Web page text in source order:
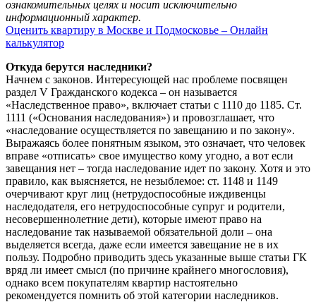
ознакомительных целях и носит исключительно
информационный характер.
Оценить квартиру в Москве и Подмосковье – Онлайн
калькулятор
Откуда берутся наследники?
Начнем с законов. Интересующей нас проблеме посвящен
раздел V Гражданского кодекса – он называется
«Наследственное право», включает статьи с 1110 до 1185. Ст.
1111 («Основания наследования») и провозглашает, что
«наследование осуществляется по завещанию и по закону».
Выражаясь более понятным языком, это означает, что человек
вправе «отписать» свое имущество кому угодно, а вот если
завещания нет – тогда наследование идет по закону. Хотя и это
правило, как выясняется, не незыблемое: ст. 1148 и 1149
очерчивают круг лиц (нетрудоспособные иждивенцы
наследодателя, его нетрудоспособные супруг и родители,
несовершеннолетние дети), которые имеют право на
наследование так называемой обязательной доли – она
выделяется всегда, даже если имеется завещание не в их
пользу. Подробно приводить здесь указанные выше статьи ГК
вряд ли имеет смысл (по причине крайнего многословия),
однако всем покупателям квартир настоятельно
рекомендуется помнить об этой категории наследников.